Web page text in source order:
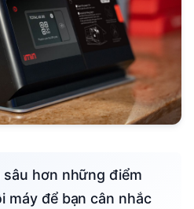
máy để bạn cân nhắc